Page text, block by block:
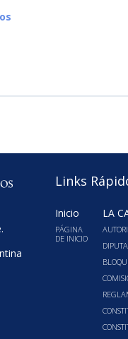
Links
Inicio
PÁGINA
DE INICIO
LA